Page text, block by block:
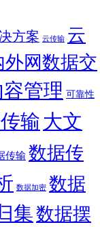
方案 云传输 云
外网数据交
管理 可靠性
输大文
传输数据传
数据加密 数据
集数据摆